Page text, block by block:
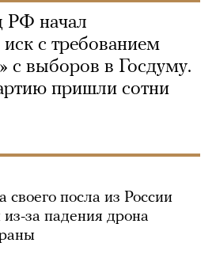
РФ начал
иск с требованием
с выборов в Госдуму.
пришли сотни
своего посла из России
из-за падения дрона